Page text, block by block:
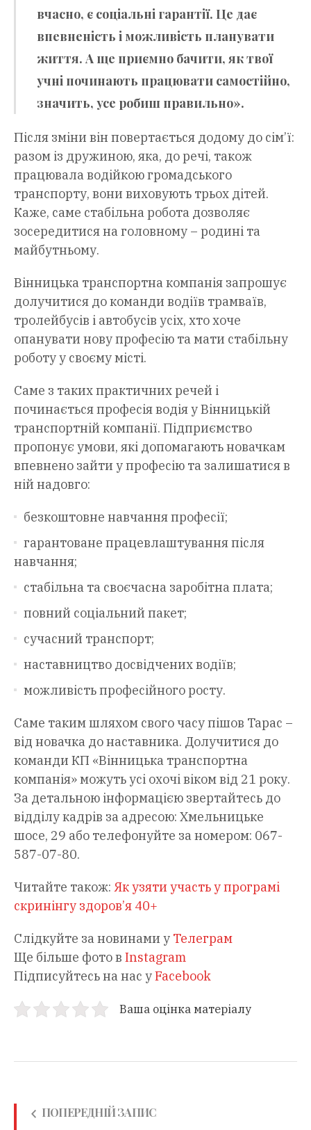
вчасно, є соціальні гарантії. Це дає
впевненість і можливість планувати
життя. А ще приємно бачити, як твої
учні починають працювати самостійно,
значить, усе робиш правильно».
Після зміни він повертається додому до сім’ї:
разом із дружиною, яка, до речі, також
працювала водійкою громадського
транспорту, вони виховують трьох дітей.
Каже, саме стабільна робота дозволяє
зосередитися на головному – родині та
майбутньому.
Вінницька транспортна компанія запрошує
долучитися до команди водіїв трамваїв,
тролейбусів і автобусів усіх, хто хоче
опанувати нову професію та мати стабільну
роботу у своєму місті.
Саме з таких практичних речей і
починається професія водія у Вінницькій
транспортній компанії. Підприємство
пропонує умови, які допомагають новачкам
впевнено зайти у професію та залишатися в
ній надовго:
безкоштовне навчання професії;
гарантоване працевлаштування після
навчання;
стабільна та своєчасна заробітна плата;
повний соціальний пакет;
сучасний транспорт;
наставництво досвідчених водіїв;
можливість професійного росту.
Саме таким шляхом свого часу пішов Тарас –
від новачка до наставника. Долучитися до
команди КП «Вінницька транспортна
компанія» можуть усі охочі віком від 21 року.
За детальною інформацією звертайтесь до
відділу кадрів за адресою: Хмельницьке
шосе, 29 або телефонуйте за номером: 067-
587-07-80.
Читайте також: Як узяти участь у програмі
скринінгу здоров’я 40+
Слідкуйте за новинами у Телеграм
Ще більше фото в Instagram
Підписуйтесь на нас уFacebook
Ваша оцінка матеріалу
ПОПЕРЕДНІЙ ЗАПИС